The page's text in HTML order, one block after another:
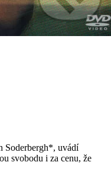
Soderbergh*, uvádí
svobodu i za cenu, že